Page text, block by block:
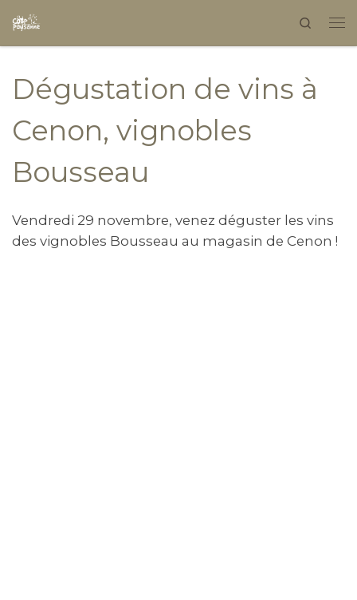
Skip to content Search
Dégustation de vins à
Cenon, vignobles
Bousseau
Vendredi 29 novembre, venez déguster les vins
des vignobles Bousseau au magasin de Cenon !